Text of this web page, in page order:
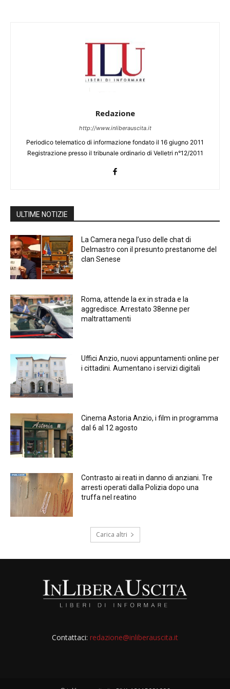
Redazione
http://www.inliberauscita.it
Periodico telematico di informazione fondato il 16 giugno 2011
Registrazione presso il tribunale ordinario di Velletri n°12/2011
ULTIME NOTIZIE
La Camera nega l’uso delle chat di
Delmastro con il presunto prestanome del
clan Senese
Roma, attende la ex in strada e la
aggredisce. Arrestato 38enne per
maltrattamenti
Uffici Anzio, nuovi appuntamenti online per
i cittadini. Aumentano i servizi digitali
Cinema Astoria Anzio, i film in programma
dal 6 al 12 agosto
Contrasto ai reati in danno di anziani. Tre
arresti operati dalla Polizia dopo una
truffa nel reatino
Carica altri
Contattaci: redazione@inliberauscita.it